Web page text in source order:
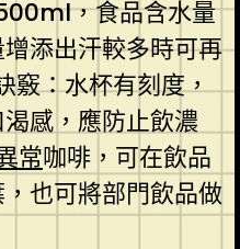
，食品含水量
添出汗較多時可再
竅：水杯有刻度，
感，應防止飲濃
常咖啡，可在飲品
也可將部門飲品做